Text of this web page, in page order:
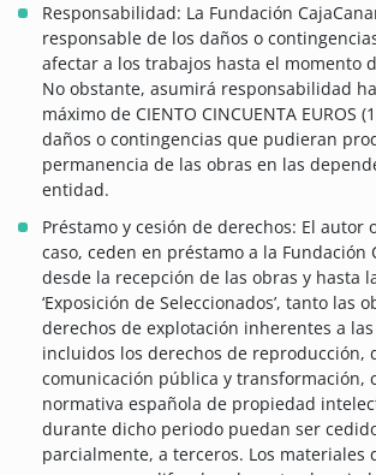
Responsabilidad: La Fundación
responsable de los daños o
afectar a los trabajos hasta el momento
No obstante, asumirá responsabilidad
máximo de CIENTO CINCUENTA EUROS
daños o contingencias que pudieran
permanencia de las obras en las
entidad.
Préstamo y cesión de derechos: El autor
caso, ceden en préstamo a la Fundación
desde la recepción de las obras y hasta
‘Exposición de Seleccionados’, tanto las
derechos de explotación inherentes a
incluidos los derechos de reproducción,
comunicación pública y transformación,
normativa española de propiedad
durante dicho periodo puedan ser
parcialmente, a terceros. Los materiales